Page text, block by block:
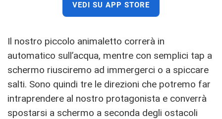
VEDI SU APP STORE
Il nostro piccolo animaletto correrà in
automatico sull’acqua, mentre con semplici tap a
schermo riusciremo ad immergerci o a spiccare
salti. Sono quindi tre le direzioni che potremo far
intraprendere al nostro protagonista e converrà
spostarsi a schermo a seconda degli ostacoli